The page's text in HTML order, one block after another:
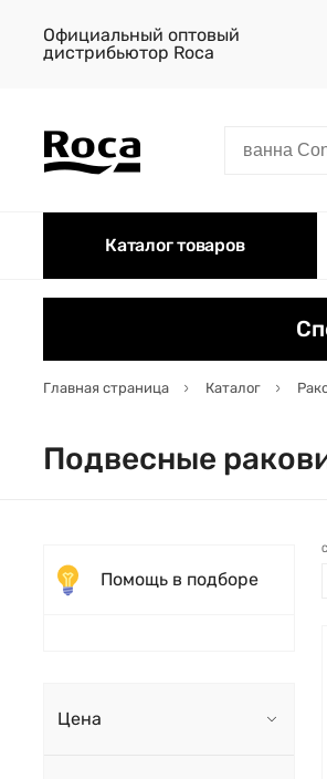
Официальный оптовый
дистрибьютор Roca
Каталог товаров
Главная страница Каталог
Подвесные
Помощь в подборе
Цена